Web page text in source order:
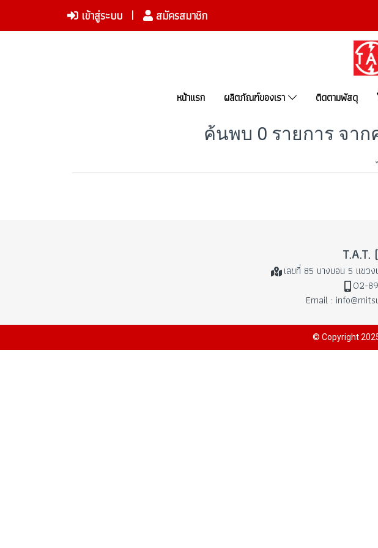
เข้าสู่ระบบ สมัครสมาชิก
หน้าแรก ผลิตภัณฑ์ของเรา ติดตามพัสดุ
ค้นพบ 0 รายการ จาก
T.A.T.
เลขที่ 85 บางบอน 5 แขวง
02-
Email :
© Copyright